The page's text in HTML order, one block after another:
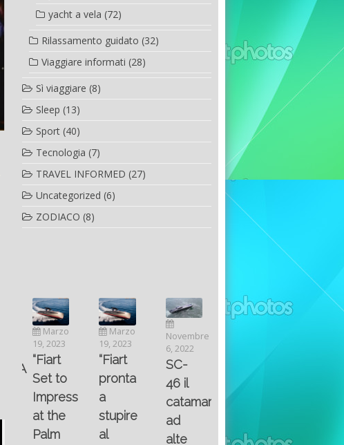
yacht a vela (72)
Rilassamento guidato (32)
Viaggiare informati (28)
Sì viaggiare (8)
Sleep (13)
Sport (40)
Tecnologia (7)
TRAVEL INFORMED (27)
Uncategorized (6)
ZODIACO (8)
Marzo
19, 2023
“Fiart
pronta
a
stupire
al
Novembre
6, 2022
SC-
46 il
catamarano
ad
alte
Luglio
6, 2022
Fountain 38SC
abitabilità,
affidabilità
prestazioni
Multiple
on